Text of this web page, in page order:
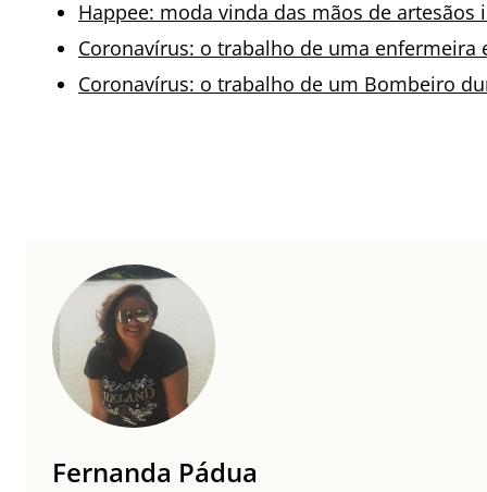
Happee: moda vinda das mãos de
Coronavírus: o trabalho de uma
Coronavírus: o trabalho de um Bombeiro
Fernanda Pádua